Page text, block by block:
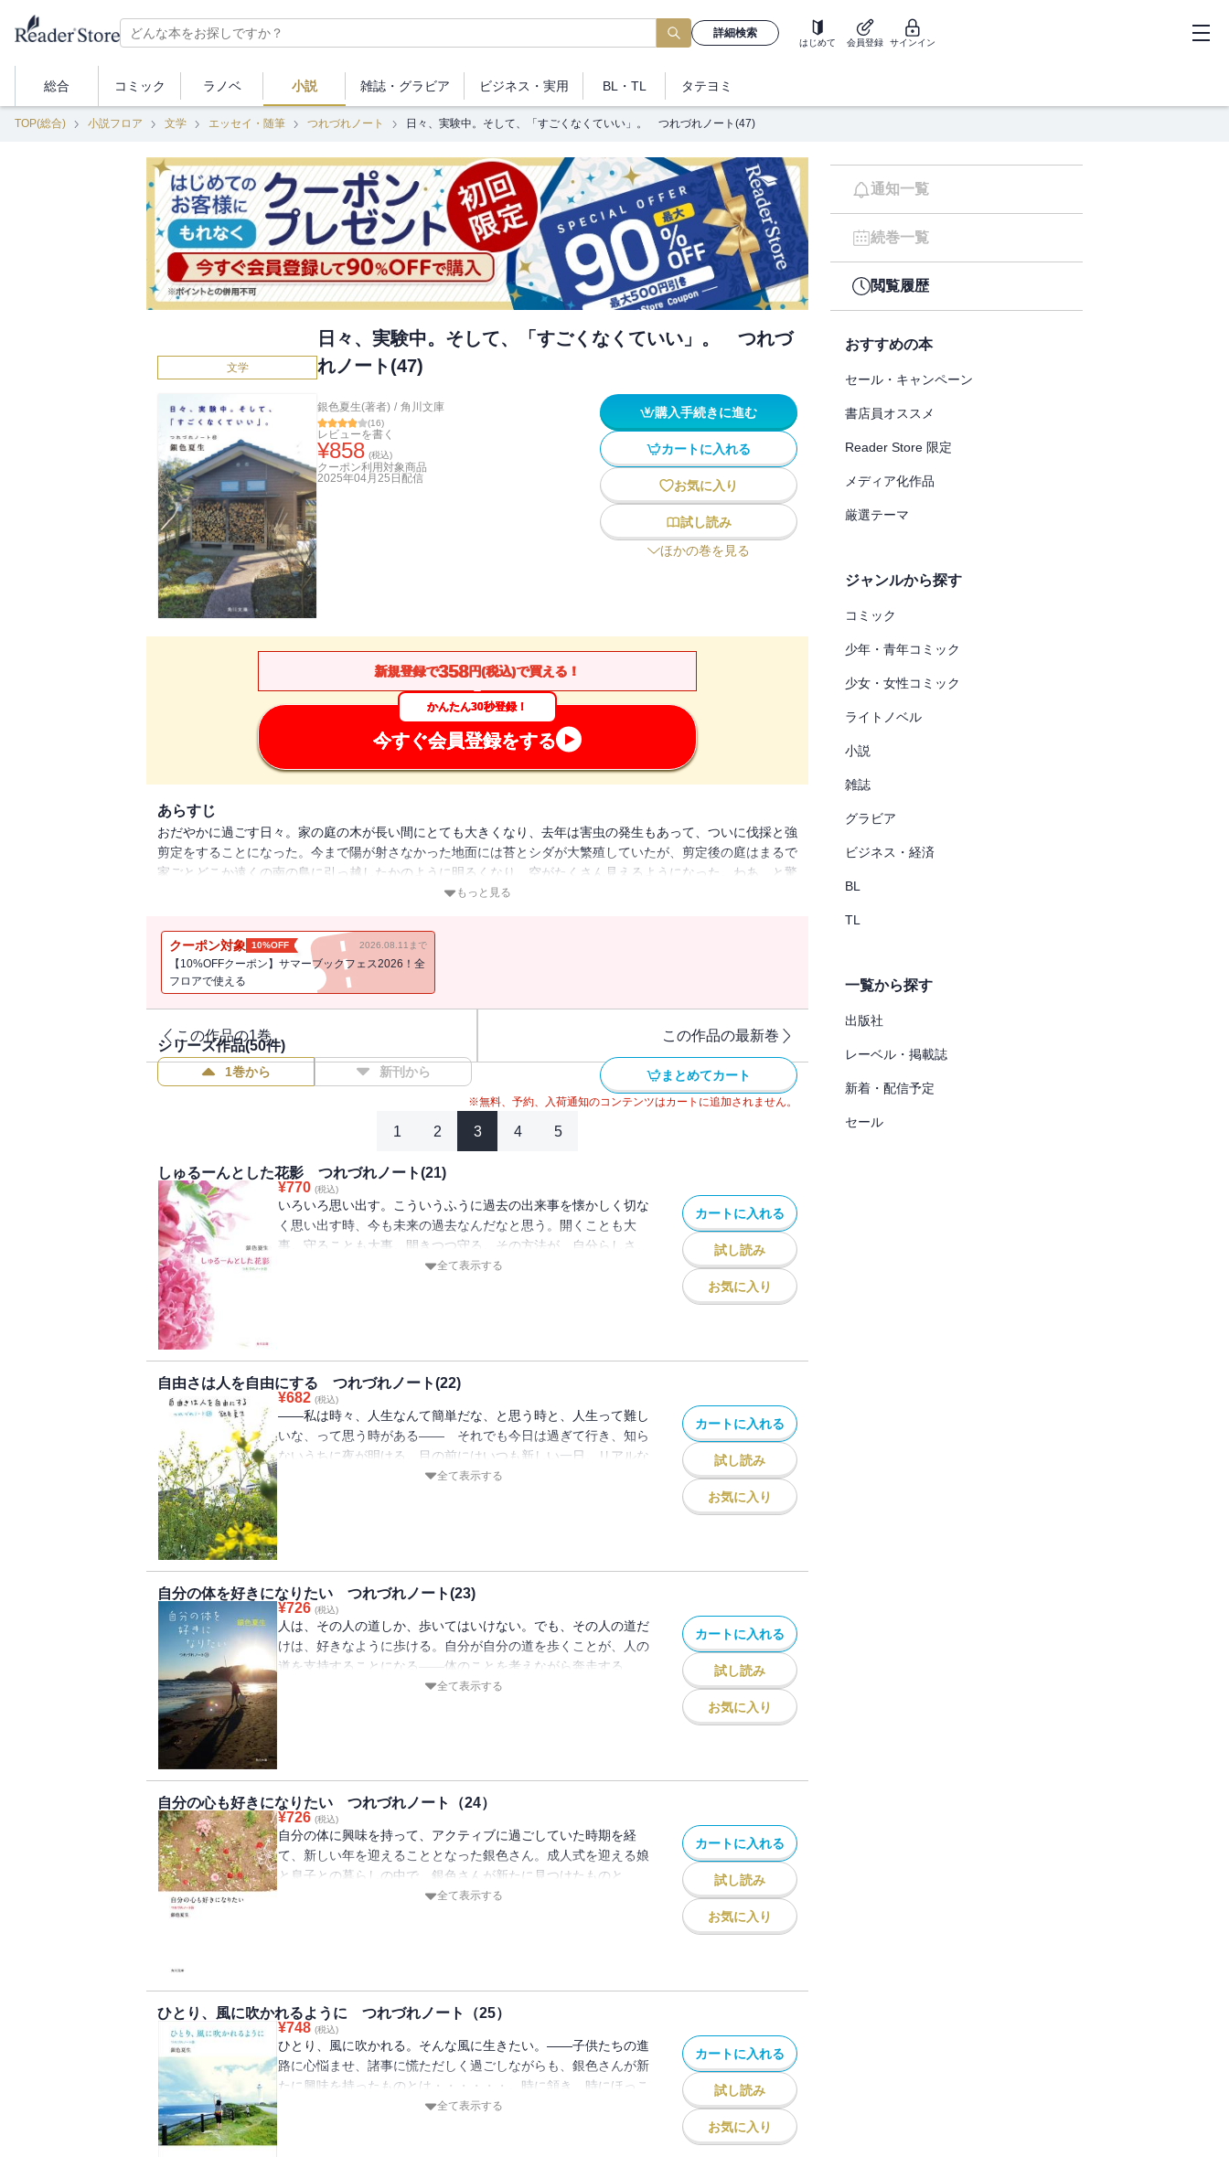
詳細検索
はじめて 会員登録 サインイン
総合 コミック ラノベ 小説 雑誌・ グラビア ビジネス ・実用 BL・TL タテヨミ
TOP(総合) 小説フロア 文学 エッセイ・随筆 つれづれノート 日々、実験中。そして、「すごくなくていい」。 つれづれノート(47)
文学
日々、実験中。そして、「すごくなくていい」。 つれづ
れノート(47)
銀色夏生(著者) / 角川文庫
(16)
レビューを書く
¥858 (税込)
クーポン利用対象商品
2025年04月25日 配信
購入手続きに進む
カートに入れる
お気に入り
試し読み
ほかの巻を見る
新規登録で358円(税込)で買える！
かんたん30秒登録！
今すぐ会員登録をする
あらすじ
おだやかに過ごす日々。家の庭の木が長い間にとても大きくなり、去年は害虫の発生もあって、ついに伐採と強
剪定をすることになった。今まで陽が射さなかった地面には苔とシダが大繁殖していたが、剪定後の庭はまるで
家ごとどこか遠くの南の島に引っ越したかのように明るくなり、空がたくさん見えるようになった。わあ、と驚
き、しばらく慣れずにとまどったほど。身近な変化による大きな気分転換。思考の流れも変わったようです。
もっと見る
クーポン対象 10%OFF 2026.08.11まで
【10%OFFクーポン】サマーブックフェス2026！全
フロアで使える
この作品の1巻 この作品の最新巻
シリーズ作品(50件)
1巻から 新刊から まとめてカート
※無料、予約、入荷通知のコンテンツはカートに追加されません。
1 2 3 4 5
しゅるーんとした花影 つれづれノート(21)
¥770 (税込)
いろいろ思い出す。こういうふうに過去の出来事を懐かしく切な
く思い出す時、今も未来の過去なんだなと思う。開くことも大
事。守ることも大事。開きつつ守る。その方法が、自分らしさ。
しゅるーんとした花の影の中にいるような毎日。
全て表示する
カートに入れる
試し読み
お気に入り
自由さは人を自由にする つれづれノート(22)
¥682 (税込)
――私は時々、人生なんて簡単だな、と思う時と、人生って難し
いな、って思う時がある―― それでも今日は過ぎて行き、知ら
ないうちに夜が明ける。目の前にはいつも新しい一日。リアルな
日常を駆けぬける、つれづれエッセイ、22弾。
全て表示する
カートに入れる
試し読み
お気に入り
自分の体を好きになりたい つれづれノート(23)
¥726 (税込)
人は、その人の道しか、歩いてはいけない。でも、その人の道だ
けは、好きなように歩ける。自分が自分の道を歩くことが、人の
道を支持することになる――体のことを考えながら奔走する
全て表示する
カートに入れる
試し読み
お気に入り
自分の心も好きになりたい つれづれノート（24）
¥726 (税込)
自分の体に興味を持って、アクティブに過ごしていた時期を経
て、新しい年を迎えることとなった銀色さん。成人式を迎える娘
と息子との暮らしの中で、銀色さんが新たに見つけたものと
全て表示する
カートに入れる
試し読み
お気に入り
ひとり、風に吹かれるように つれづれノート（25）
¥748 (税込)
ひとり、風に吹かれる。そんな風に生きたい。――子供たちの進
路に心悩ませ、諸事に慌ただしく過ごしながらも、銀色さんが新
たに興味を持ったものとは・・・・・・。時に頷き、時にほっこ
りな銀色ライフがここに！ 全て表示する
カートに入れる
試し読み
お気に入り
通知一覧
続巻一覧
閲覧履歴
おすすめの本
セール・キャンペーン
書店員オススメ
Reader Store 限定
メディア化作品
厳選テーマ
ジャンルから探す
コミック
少年・青年コミック
少女・女性コミック
ライトノベル
小説
雑誌
グラビア
ビジネス・経済
BL
TL
一覧から探す
出版社
レーベル・掲載誌
新着・配信予定
セール